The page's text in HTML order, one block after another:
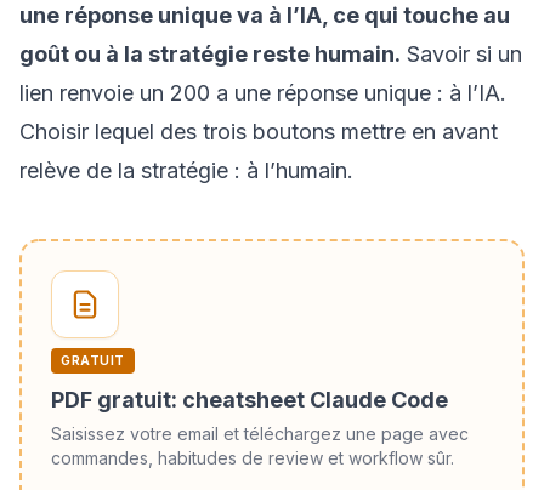
une réponse unique va à l’IA, ce qui touche au
goût ou à la stratégie reste humain. Savoir si un
lien renvoie un 200 a une réponse unique : à l’IA.
Choisir lequel des trois boutons mettre en avant
relève de la stratégie : à l’humain.
GRATUIT
PDF gratuit: cheatsheet Claude Code
Saisissez votre email et téléchargez une page avec
commandes, habitudes de review et workflow sûr.